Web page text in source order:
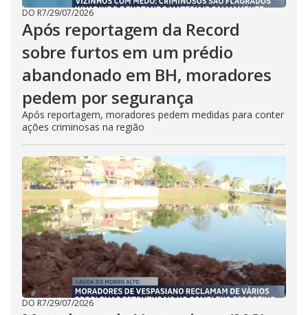
DO R7/29/07/2026
Após reportagem da Record
sobre furtos em um prédio
abandonado em BH, moradores
pedem por segurança
Após reportagem, moradores pedem medidas para conter
ações criminosas na região
DO R7/29/07/2026